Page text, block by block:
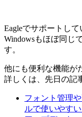
Eagleでサポートして
Windowsもほぼ同じ
す。
他にも便利な機能が
詳しくは、先日の記
フォント管理
ルで使いやす